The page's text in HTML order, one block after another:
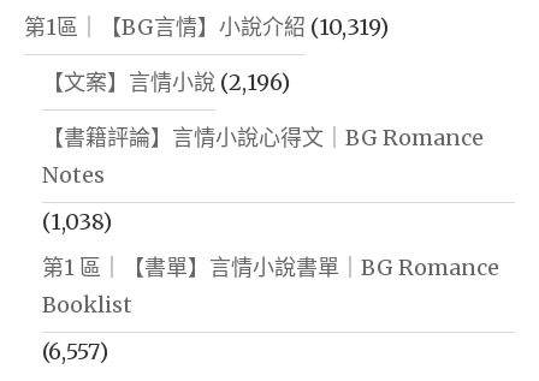
第1區｜【BG言情】小說介紹 (10,319)
【文案】言情小說 (2,196)
【書籍評論】言情小說心得文｜BG Romance
Notes
(1,038)
第1 區｜【書單】言情小說書單｜BG Romance
Booklist
(6,557)